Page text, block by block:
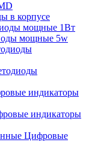
в корпусе
мощные 1Вт
мощные 5w
индикаторы
индикаторы
Цифровые